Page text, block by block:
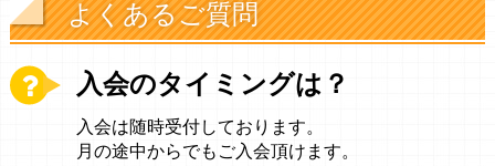
よくあるご質問
入会のタイミングは？
入会は随時受付しております。
月の途中からでもご入会頂けます。